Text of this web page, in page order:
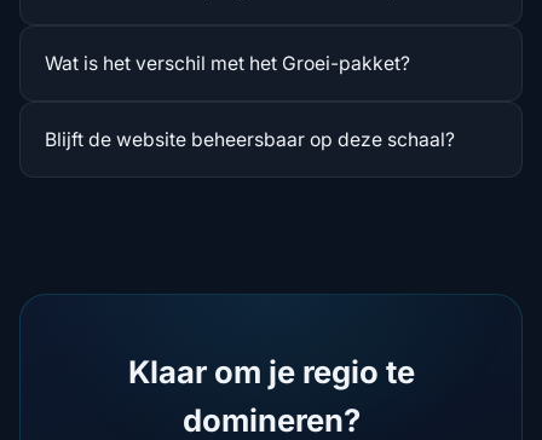
Wat is het verschil met het Groei-pakket?
Blijft de website beheersbaar op deze schaal?
Klaar om je regio te
domineren?